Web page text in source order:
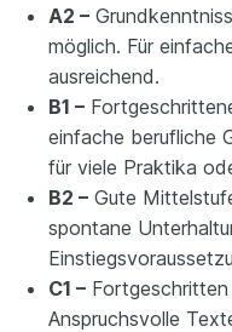
A2 –
möglich. Für
ausreichend.
B1 –
einfache berufliche
für viele Praktika
B2 – Gute
spontane
C1 –
Anspruchsvolle